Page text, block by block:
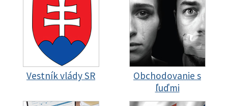
Vestník vlády SR
Obchodovanie s
ľuďmi